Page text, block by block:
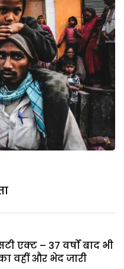
एक्ट – 37 वर्षों बाद भी
वहीं और भेद जारी